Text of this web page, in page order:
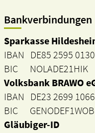
Bankverbindungen
Sparkasse
IBAN DE85 2595
BIC NOLADE21HIK
Volksbank BRAWO
IBAN DE23 2699
BIC GENODEF1WOB
Gläubiger-ID